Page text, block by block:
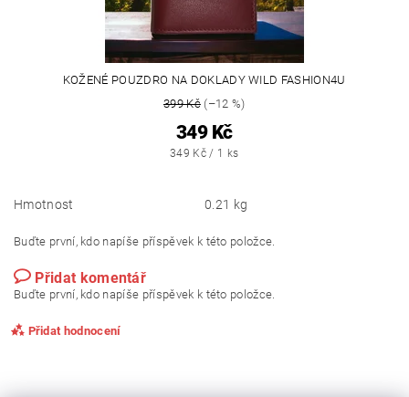
KOŽENÉ POUZDRO NA DOKLADY WILD FASHION4U
399 Kč(–12 %)
349 Kč
349 Kč / 1 ks
Hmotnost 0.21 kg
Buďte první, kdo napíše příspěvek k této položce.
Přidat komentář
Buďte první, kdo napíše příspěvek k této položce.
Přidat hodnocení